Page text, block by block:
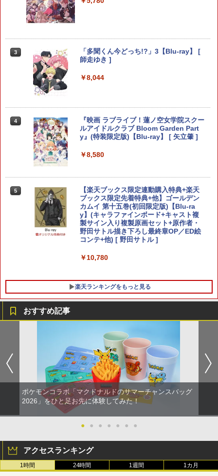
ニンテンドープリペイド番号 9000円|オ
ンラインコード版
ニンテンドープリペイド番号 5000円|オ
￥11,849
トローラー ミッドナイト ブラック(CFI-
￥10,737
【純正品】DualSense ワイヤレスコン
トローラー(CFI-ZCT2J)
【純正品】Xbox ワイヤレス コントロー
【純正品】Xbox 充電式バッテリー + US
B-C ケーブル
【純正品】Xbox ワイヤレス コントロー
ラー (カーボンブラック)
￥8,020
窩座再来 通常版 [DVD]
窩座再来 完全生産限定版 [Blu-ray]
￥8,698
第三章 蛇神 (オリジナル特典:オリジナル
巾着＋メーカー特典:【坤と離】二振りの
剣、十翼より来たる！スタジオ描き下ろ
しイラストボード付) [Blu-ray]
￥9,900
￥1,000
保護フィルム 7.9インチ ガラスフィルム
フィルム 10H ガラスザムライ 液晶保護
フィルム OVER`s オーバーズ TP01
任天堂 【Switch2】スプラトゥーン レイ
ダース [BEE-P-AADLA NSW2 スプラト
ゥ-ン レイダ-ス]
￥6,740
ndo Switch 2 ゲームソフト スプラトゥ
￥6,750
ソニー・インタラクティブエンタテイン
orner】
￥3,980
首都高バトル / Tokyo Xtreme Racer
【PS5】 ELJM-30827
￥6,480
3
「多聞くん今どっち!?」3【Blu-ray】 [
師走ゆき ]
￥8,044
4
『映画 ラブライブ！蓮ノ空女学院スクー
ルアイドルクラブ Bloom Garden Part
y』(特装限定版)【Blu-ray】 [ 矢立肇 ]
￥8,580
5
【楽天ブックス限定連動購入特典+楽天
ブックス限定先着特典+他】ゴールデン
カムイ 第十五巻(初回限定版)【Blu-ra
y】(キャラファインボード+キャスト複
製サイン入り複製原画セット+原作者・
野田サトル描き下ろし最終章OP／ED絵
コンテ+他) [ 野田サトル ]
￥10,780
楽天ランキングをもっと見る
おすすめ記事
ポケモンコラボ「マクドナルドのサマーチャンスバッグ
2026」をひと足お先に体験してみた！
● ● ● ● ● ● ●
アクセスランキング
1時間 24時間 1週間 1カ月